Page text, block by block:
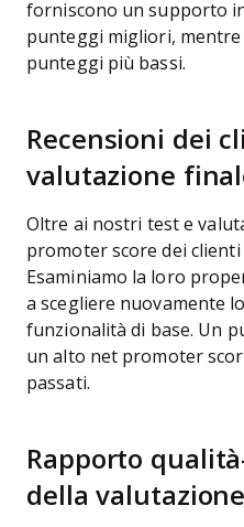
forniscono un supporto
punteggi migliori,
punteggi più bassi.
Recensioni dei
valutazione
Oltre ai nostri test e
promoter score dei
Esaminiamo la loro
a scegliere nuovamente
funzionalità di base. Un
un alto net promoter
passati.
Rapporto
della